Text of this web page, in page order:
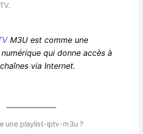
M3U est comme une
qui donne accès à
via Internet.
une playlist-iptv-m3u ?